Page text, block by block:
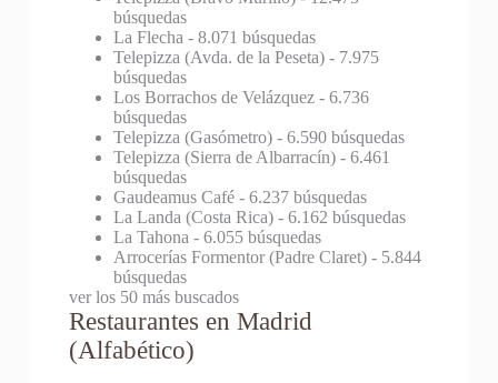
búsquedas
La Flecha - 8.071 búsquedas
Telepizza (Avda. de la Peseta)- 7.975
búsquedas
Los Borrachos de Velázquez- 6.736
búsquedas
Telepizza (Gasómetro)- 6.590 búsquedas
Telepizza (Sierra de Albarracín)- 6.461
búsquedas
Gaudeamus Café- 6.237 búsquedas
La Landa (Costa Rica)- 6.162 búsquedas
La Tahona - 6.055 búsquedas
Arrocerías Formentor (Padre Claret)- 5.844
búsquedas
ver los 50 más buscados
Restaurantes en Madrid
(Alfabético)